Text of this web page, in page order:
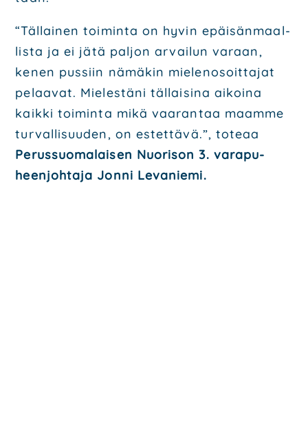
“Täl­lai­nen toi­min­ta on hyvin epäi­sän­maal­
lis­ta ja ei jätä pal­jon arvai­lun varaan,
kenen pus­siin nämä­kin mie­le­no­soit­ta­jat
pelaa­vat. Mie­les­tä­ni täl­lai­si­na aikoi­na
kaik­ki toi­min­ta mikä vaa­ran­taa maam­me
tur­val­li­suu­den, on estet­tä­vä.”, tote­aa
Perus­suo­ma­lai­sen Nuo­ri­son 3. vara­pu­
heen­joh­ta­ja Jon­ni Leva­nie­mi.